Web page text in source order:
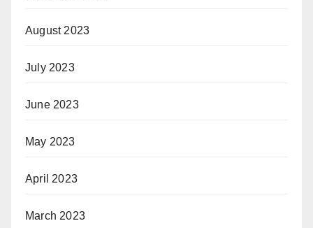
August 2023
July 2023
June 2023
May 2023
April 2023
March 2023